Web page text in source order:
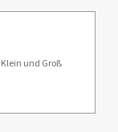
und Groß